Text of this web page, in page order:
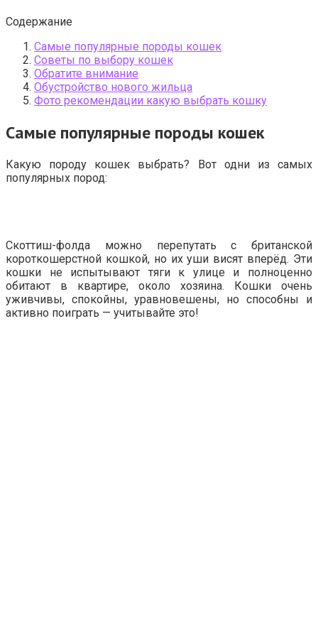
Содержание
Самые популярные породы кошек
Советы по выбору кошек
Обратите внимание
Обустройство нового жильца
Фото рекомендации какую выбрать кошку
Самые популярные породы кошек
Какую породу кошек выбрать? Вот одни из самых
популярных пород:
Скоттиш-фолда можно перепутать с британской
короткошерстной кошкой, но их уши висят вперёд. Эти
кошки не испытывают тяги к улице и полноценно
обитают в квартире, около хозяина. Кошки очень
уживчивы, спокойны, уравновешены, но способны и
активно поиграть — учитывайте это!